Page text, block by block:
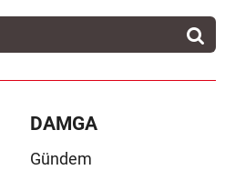
DAMGA
Gündem